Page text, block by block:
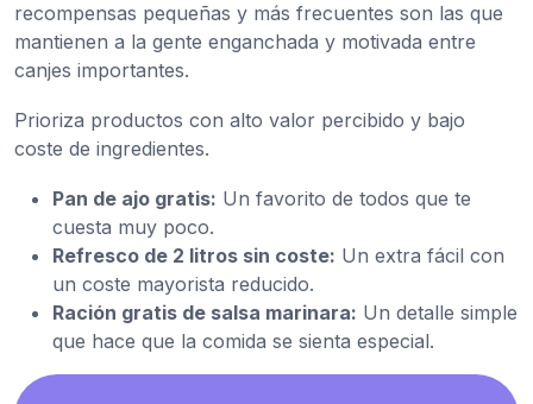
recompensas pequeñas y más frecuentes son las que
mantienen a la gente enganchada y motivada entre
canjes importantes.
Prioriza productos con alto valor percibido y bajo
coste de ingredientes.
Pan de ajo gratis: Un favorito de todos que te
cuesta muy poco.
Refresco de 2 litros sin coste: Un extra fácil con
un coste mayorista reducido.
Ración gratis de salsa marinara: Un detalle simple
que hace que la comida se sienta especial.